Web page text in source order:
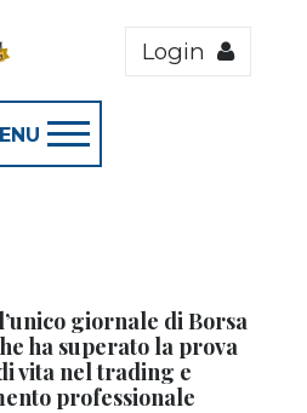
Login
giornale di Borsa
ha superato la prova
vita nel trading e
professionale